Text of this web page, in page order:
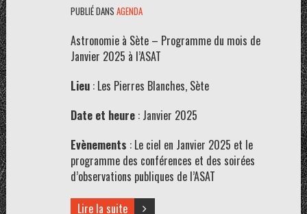
PUBLIÉ DANS AGENDA
Astronomie à Sète – Programme du mois de
Janvier 2025 à l’ASAT
Lieu : Les Pierres Blanches, Sète
Date et heure: Janvier 2025
Evènements : Le ciel en Janvier 2025 et le
programme des conférences et des soirées
d’observations publiques de l’ASAT
Lire la suite